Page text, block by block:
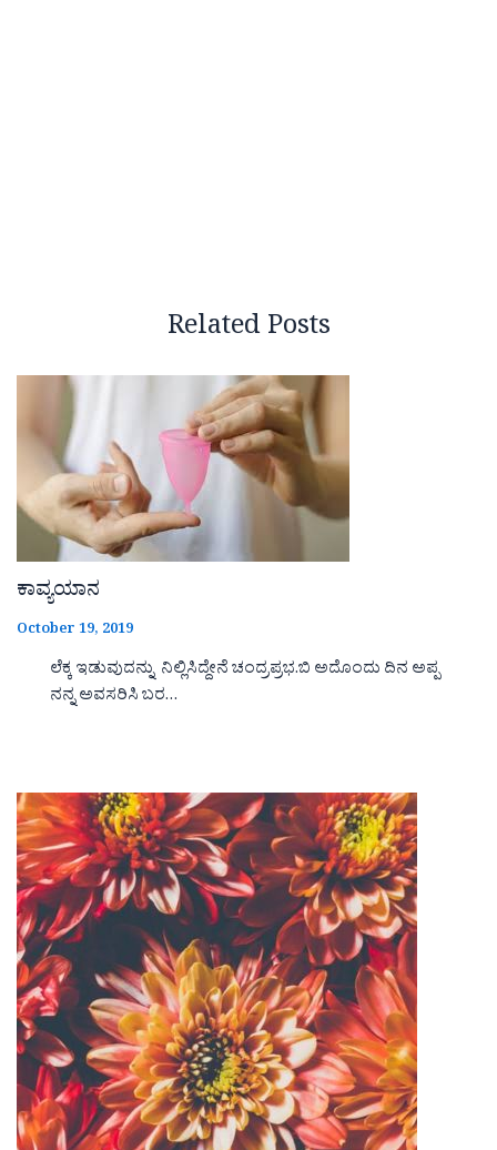
Related Posts
ಕಾವ್ಯಯಾನ
October 19, 2019
ಲೆಕ್ಕ ಇಡುವುದನ್ನು ನಿಲ್ಲಿಸಿದ್ದೇನೆ ಚಂದ್ರಪ್ರಭ.ಬಿ ಅದೊಂದು ದಿನ ಅಪ್ಪ
ನನ್ನ ಅವಸರಿಸಿ ಬರ…